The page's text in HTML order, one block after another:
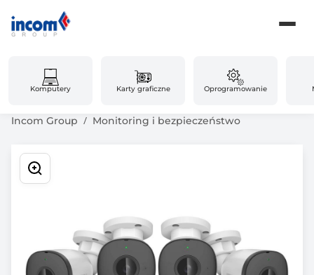
Komputery Karty graficzne Oprogramowanie
Incom Group Monitoring i bezpieczeństwo